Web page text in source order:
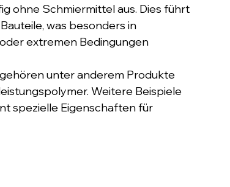
ohne Schmiermittel aus. Dies führt
was besonders in
extremen Bedingungen
unter anderem Produkte
Weitere Beispiele
spezielle Eigenschaften für